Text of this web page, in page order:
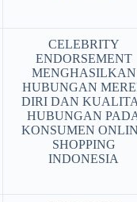
CELEBRITY
ENDORSEMENT
MENGHASILKAN
HUBUNGAN
DIRI DAN
HUBUNGAN
KONSUMEN
SHOPPING
INDONESIA